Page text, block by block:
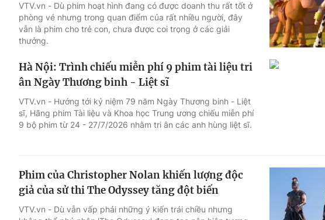
VTV.vn - Dù phim hoạt hình đang có được doanh thu rất tốt ở
phòng vé nhưng trong quan điểm của rất nhiều người, đây
vẫn là phim cho trẻ con, chưa được coi trọng ở các giải
thưởng.
Hà Nội: Trình chiếu miễn phí 9 phim tài liệu tri
ân Ngày Thương binh - Liệt sĩ
VTV.vn - Hướng tới kỷ niệm 79 năm Ngày Thương binh - Liệt
sĩ, Hãng phim Tài liệu và Khoa học Trung ương chiếu miễn phí
9 bộ phim từ 24 - 27/7/2026 nhằm tri ân các anh hùng liệt sĩ.
Phim của Christopher Nolan khiến lượng độc
giả của sử thi The Odyssey tăng đột biến
VTV.vn - Dù vẫn vấp phải những ý kiến trái chiều nhưng